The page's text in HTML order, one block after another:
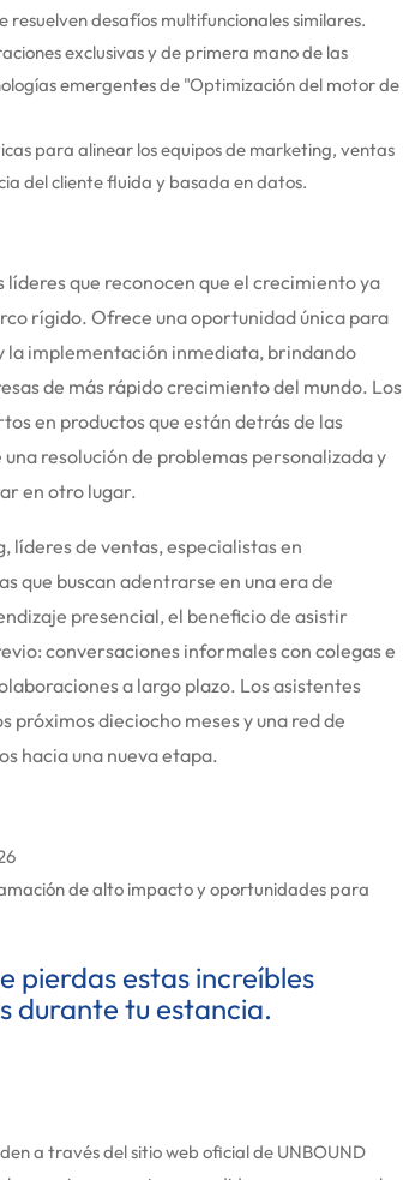
desafíos multifuncionales similares.
exclusivas y de primera mano de las
emergentes de "Optimización del motor de
para alinear los equipos de marketing, ventas
del cliente fluida y basada en datos.
que reconocen que el crecimiento ya
rígido. Ofrece una oportunidad única para
la implementación inmediata, brindando
de más rápido crecimiento del mundo. Los
en productos que están detrás de las
resolución de problemas personalizada y
en otro lugar.
líderes de ventas, especialistas en
que buscan adentrarse en una era de
presencial, el beneficio de asistir
conversaciones informales con colegas e
a largo plazo. Los asistentes
próximos dieciocho meses y una red de
hacia una nueva etapa.
de alto impacto y oportunidades para
pierdas estas increíbles
durante tu estancia.
a través del sitio web oficial de UNBOUND